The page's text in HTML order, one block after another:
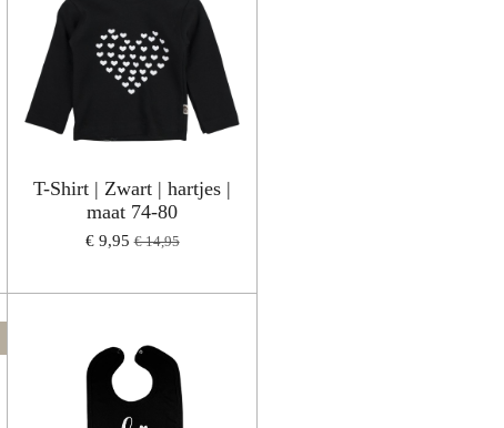
T-Shirt | Zwart | hartjes |
maat 74-80
€ 9,95 € 14,95